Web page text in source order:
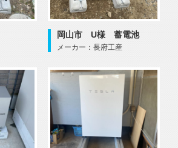
岡山市 U様 蓄電池
メーカー：長府工産